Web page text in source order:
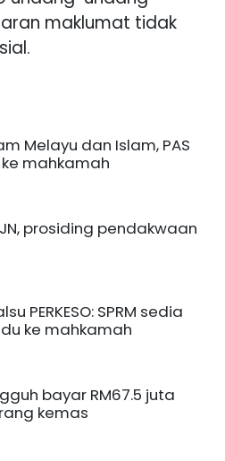
maklumat tidak
Melayu dan Islam, PAS
mahkamah
prosiding pendakwaan
PERKESO: SPRM sedia
ke mahkamah
bayar RM67.5 juta
kemas